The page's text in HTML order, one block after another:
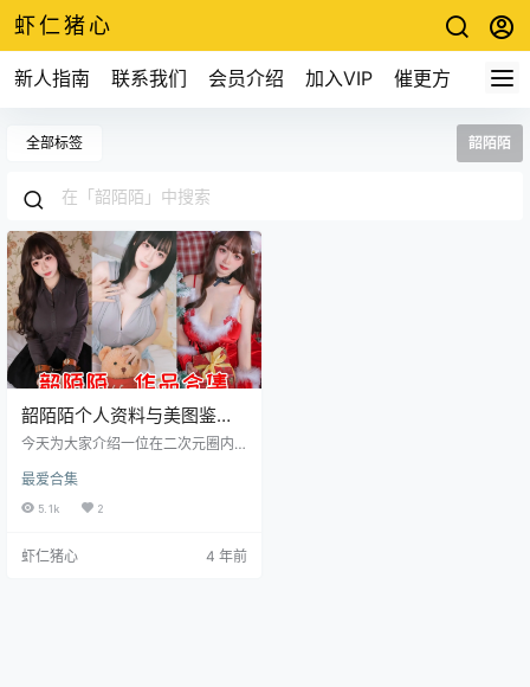
虾仁猪心
新人指南 联系我们 会员介绍 加入VIP 催更方式
全部标签 韶陌陌
韶陌陌个人资料与美图鉴
赏：微博昵称“陌陌咕咕咕”
今天为大家介绍一位在二次元圈内
陌（现用微博ID：陌陌咕咕咕）。
虽然韶陌陌出道时间只有两年左
忠粉。她拥有着一张标准的“初恋校
最爱合集
5.1k 2
虾仁猪心 4 年前